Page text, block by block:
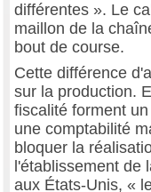
différentes ». Le
maillon de la
bout de course.
Cette différence
sur la production.
fiscalité forment
une comptabilité
bloquer la
l'établissement de
aux États-Unis, «